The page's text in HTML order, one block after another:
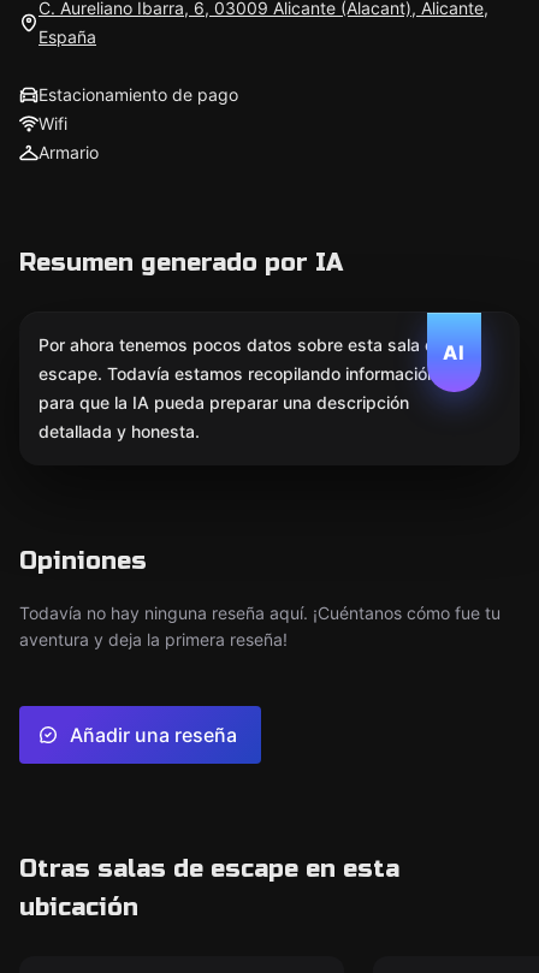
C. Aureliano Ibarra, 6, 03009 Alicante (Alacant), Alicante,
España
Estacionamiento de pago
Wifi
Armario
Resumen generado por IA
AI
Por ahora tenemos pocos datos sobre esta sala de
escape. Todavía estamos recopilando información
para que la IA pueda preparar una descripción
detallada y honesta.
Opiniones
Todavía no hay ninguna reseña aquí. ¡Cuéntanos cómo fue tu
aventura y deja la primera reseña!
Añadir una reseña
Otras salas de escape en esta
ubicación